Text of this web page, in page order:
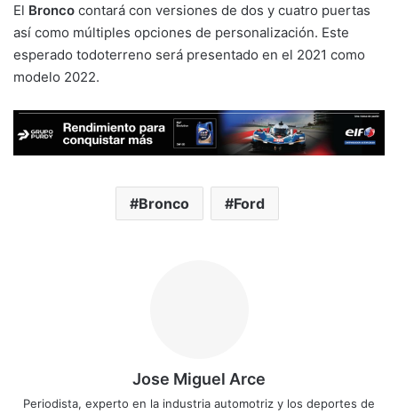
El Bronco contará con versiones de dos y cuatro puertas
así como múltiples opciones de personalización. Este
esperado todoterreno será presentado en el 2021 como
modelo 2022.
Bronco Ford
Jose Miguel Arce
Periodista, experto en la industria automotriz y los deportes de